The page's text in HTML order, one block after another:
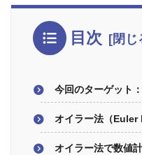
目次
今回のターゲット
オイラー法（Euler
オイラー法で数値